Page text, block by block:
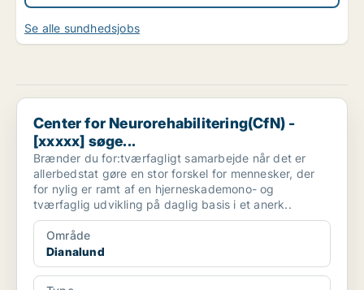
Se alle sundhedsjobs
Center for Neurorehabilitering(CfN) - [xxxxx] søge...
Center for Neurorehabilitering(CfN) -
[xxxxx] søge...
Brænder du for:tværfagligt samarbejde når det er
allerbedstat gøre en stor forskel for mennesker, der
for nylig er ramt af en hjerneskademono- og
tværfaglig udvikling på daglig basis i et anerk..
Område
Dianalund